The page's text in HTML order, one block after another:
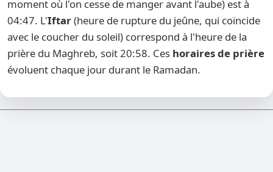
moment où l'on cesse de manger avant l'aube) est à
04:47. L'Iftar(heure de rupture du jeûne, qui coïncide
avec le coucher du soleil) correspond à l'heure de la
prière du Maghreb, soit 20:58. Ces horaires de prière
évoluent chaque jour durant le Ramadan.